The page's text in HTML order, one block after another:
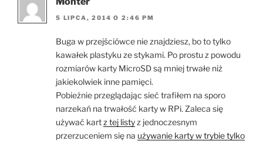
5 LIPCA, 2014 O 2:46 PM
Buga w przejściówce nie znajdziesz, bo to tylko
kawałek plastyku ze stykami. Po prostu z powodu
rozmiarów karty MicroSD są mniej trwałe niż
jakiekolwiek inne pamięci.
Pobieżnie przeglądając sieć trafiłem na sporo
narzekań na trwałość karty w RPi. Zaleca się
używać kart z tej listy z jednoczesnym
przerzuceniem się na używanie karty w trybie tylko